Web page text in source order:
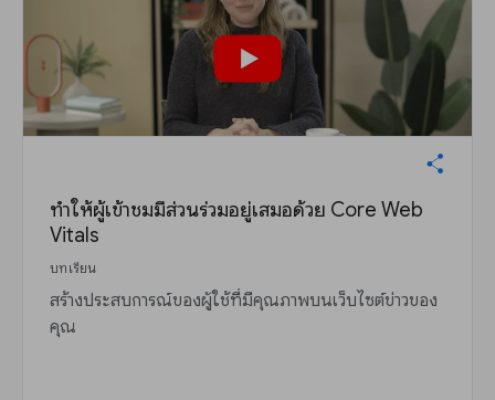
ทำให้ผู้เข้าชมมีส่วนร่วมอยู่เสมอด้วย Core Web
Vitals
บทเรียน
สร้างประสบการณ์ของผู้ใช้ที่มีคุณภาพบนเว็บไซต์ข่าวของ
คุณ